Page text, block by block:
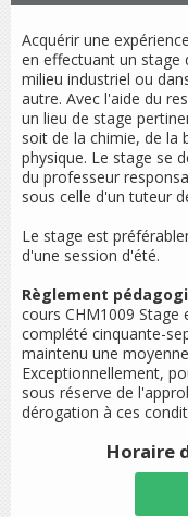
Acquérir une
en effectuant un stage
milieu industriel ou
autre. Avec l'aide du
un lieu de stage
soit de la chimie, de la
physique. Le stage se
du professeur
sous celle d'un tuteur
Le stage est
d'une session d'été.
Règlement
cours CHM1009 Stage
complété cinquante-
maintenu une
Exceptionnellement,
sous réserve de
dérogation à ces
Horaire